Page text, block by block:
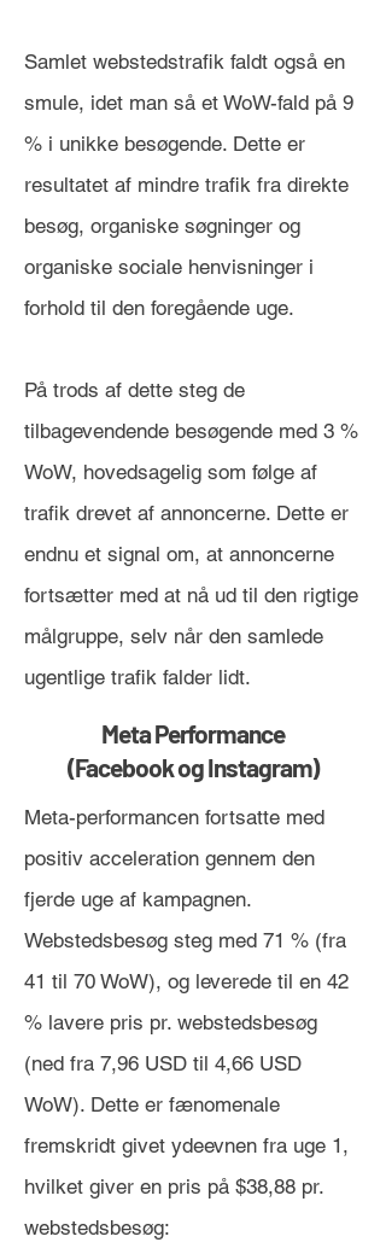
Samlet webstedstrafik faldt også en
smule, idet man så et WoW-fald på 9
% i unikke besøgende. Dette er
resultatet af mindre trafik fra direkte
besøg, organiske søgninger og
organiske sociale henvisninger i
forhold til den foregående uge.
På trods af dette steg de
tilbagevendende besøgende med 3 %
WoW, hovedsagelig som følge af
trafik drevet af annoncerne. Dette er
endnu et signal om, at annoncerne
fortsætter med at nå ud til den rigtige
målgruppe, selv når den samlede
ugentlige trafik falder lidt.
Meta Performance
(Facebook og Instagram)
Meta-performancen fortsatte med
positiv acceleration gennem den
fjerde uge af kampagnen.
Webstedsbesøg steg med 71 % (fra
41 til 70 WoW), og leverede til en 42
% lavere pris pr. webstedsbesøg
(ned fra 7,96 USD til 4,66 USD
WoW). Dette er fænomenale
fremskridt givet ydeevnen fra uge 1,
hvilket giver en pris på $38,88 pr.
webstedsbesøg: